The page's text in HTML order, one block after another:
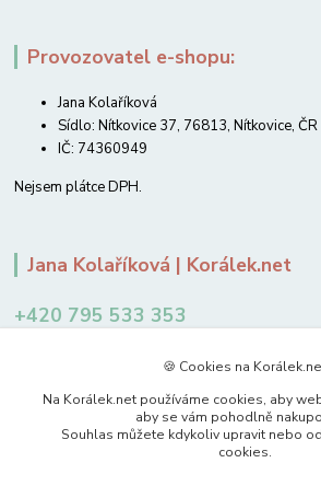
Provozovatel e-shopu:
Jana Kolaříková
Sídlo: Nítkovice 37, 76813, Nítkovice, ČR
IČ: 74360949
Nejsem plátce DPH.
Jana Kolaříková | Korálek.net
+420 795 533 353
🍪 Cookies na
Na Korálek.net používáme cookies, aby
aby se vám pohodlně
Souhlas můžete kdykoliv upravit nebo
cookies.